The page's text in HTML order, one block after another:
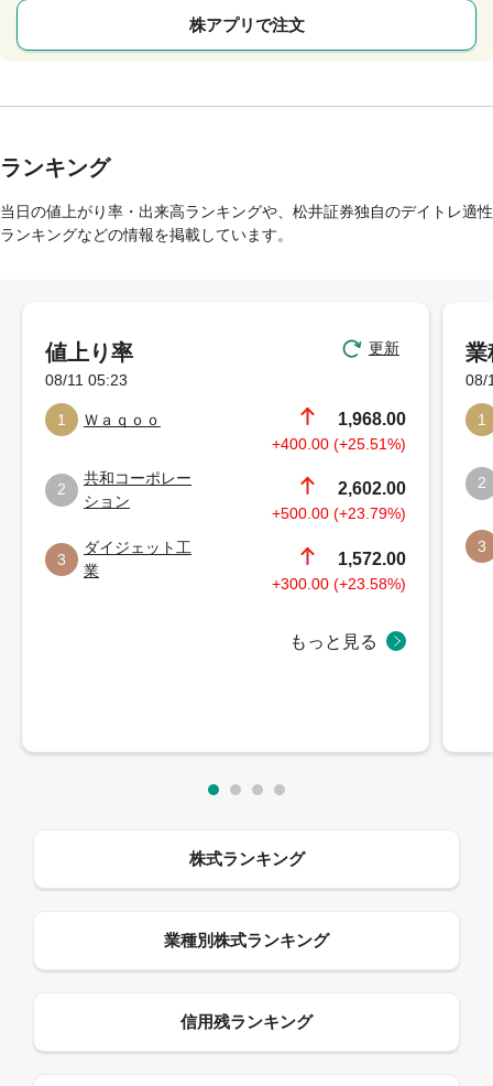
株アプリで注文
ランキング
当日の値上がり率・出来高ランキングや、松井証券独自のデイトレ適性
ランキングなどの情報を掲載しています。